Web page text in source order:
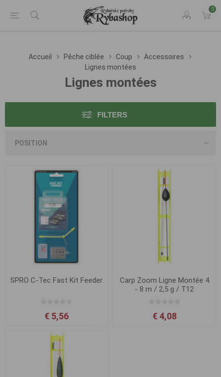
0
Accueil Pêche ciblée Coup
Accessoires
Lignes montées
Lignes montées
FILTERS
SPRO C-Tec Fast Kit Feeder
€ 5,56
Carp Zoom Ligne Montée 4
- 8 m / 2,5 g / T12
€ 4,08